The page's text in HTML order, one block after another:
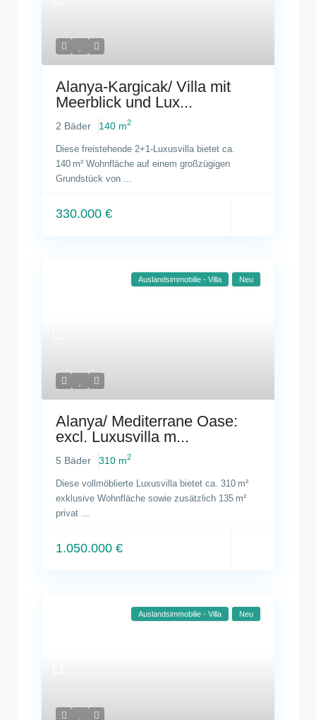
Alanya-Kargicak/ Villa mit
Meerblick und Lux...
2 Bäder 140 m2
Diese freistehende 2+1-Luxusvilla bietet ca.
140 m² Wohnfläche auf einem großzügigen
Grundstück von
330.000 €
Auslandsimmobilie - Villa Neu
Alanya/ Mediterrane Oase:
excl. Luxusvilla m...
5 Bäder 310 m2
Diese vollmöblierte Luxusvilla bietet ca. 310 m²
exklusive Wohnfläche sowie zusätzlich 135 m²
privat
1.050.000 €
Auslandsimmobilie - Villa Neu